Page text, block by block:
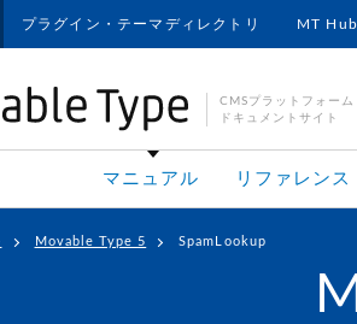
プラグイン・テーマディレクトリ MT
CMSプラットフォー
ドキュメントサイト
マニュアル リファレンス
Movable Type 5 SpamLookup